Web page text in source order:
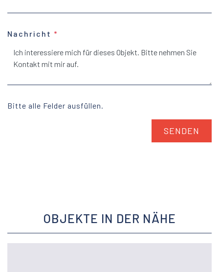
Nachricht
Bitte alle Felder ausfüllen.
OBJEKTE IN DER NÄHE